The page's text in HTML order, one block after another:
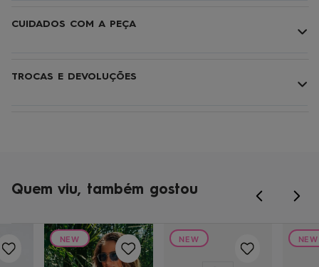
CUIDADOS COM A PEÇA
TROCAS E DEVOLUÇÕES
Quem viu, também gostou
NEW NEW NEW